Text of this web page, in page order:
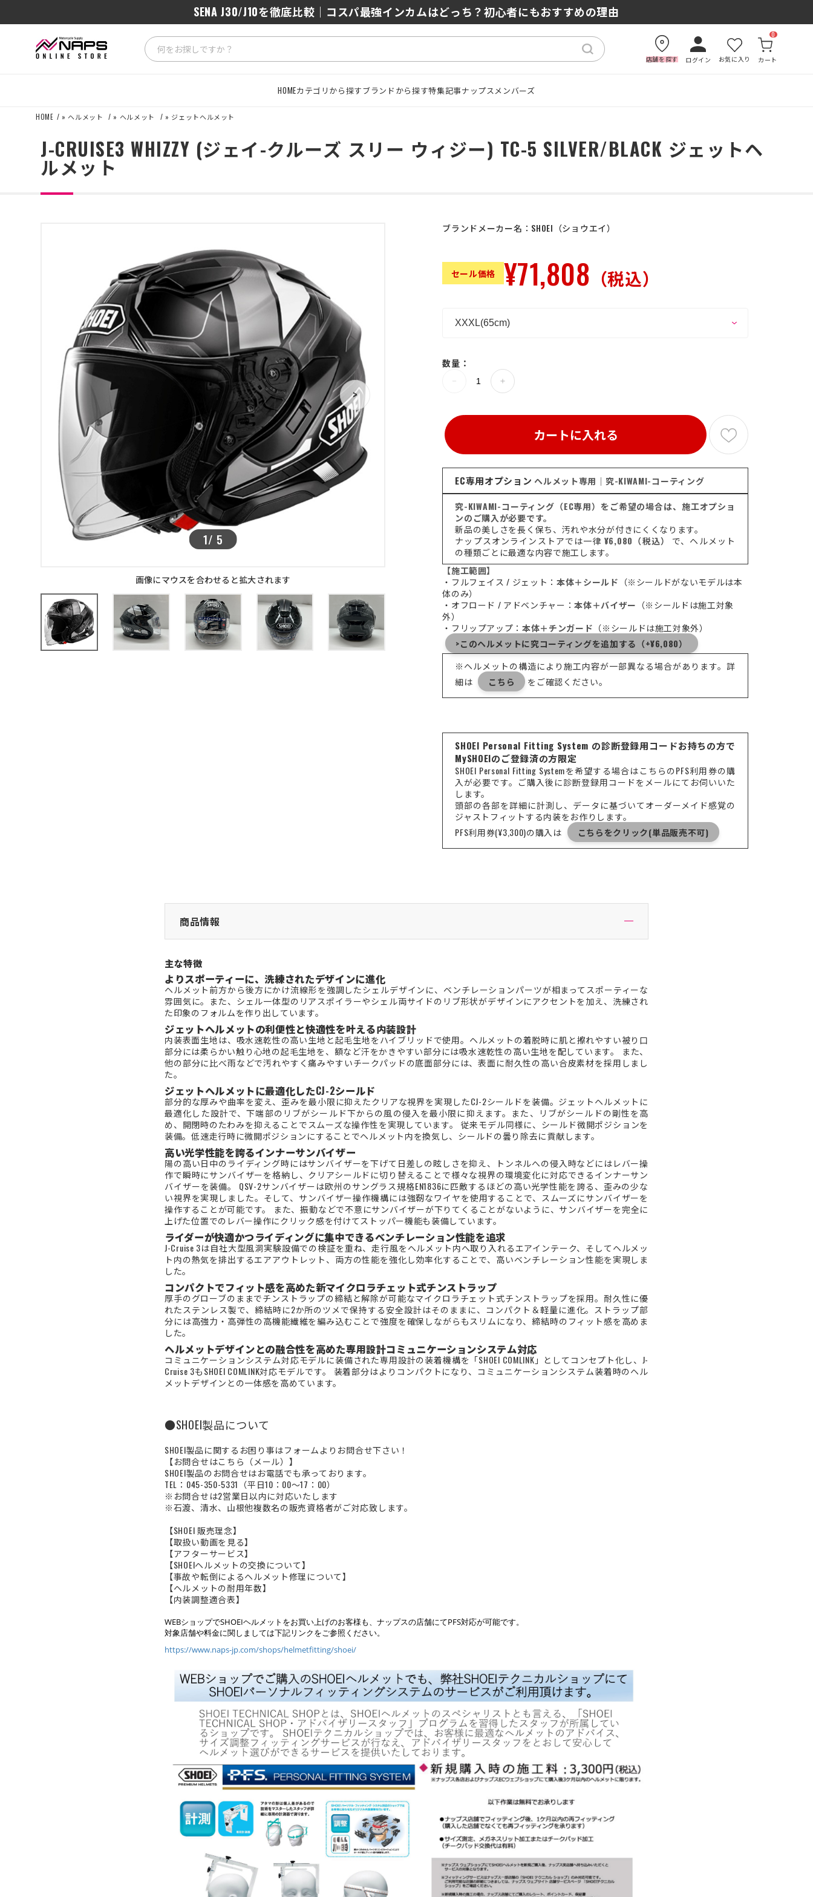
SENA J30/J10を徹底比較｜コスパ最強インカムはどっち？初心者にもおすすめの理由
店舗を探す ログイン お気に入り カート
0
HOMEカテゴリから探すブランドから探す特集記事ナップスメンバーズ
HOME » ヘルメット » ヘルメット » ジェットヘルメット
J-CRUISE3 WHIZZY (ジェイ-クルーズ スリー ウィジー) TC-5 SILVER/BLACK ジェットヘ
ルメット
1/ 5
>
画像にマウスを合わせると拡大されます
ブランドメーカー名： SHOEI ショウエイ
セール価格 ¥71,808 （税込）
数量：
カートに入れる
EC専用オプション ヘルメット専用｜究-KIWAMI-コーティング
究-KIWAMI-コーティング（EC専用）をご希望の場合は、施工オプショ
ンのご購入が必要です。
新品の美しさを長く保ち、汚れや水分が付きにくくなります。
ナップスオンラインストアでは一律 ¥6,080（税込）
で、ヘルメット
の種類ごとに最適な内容で施工します。
【施工範囲】
・フルフェイス / ジェット： 本体＋シールド （※シールドがないモデルは本
体のみ）
・オフロード / アドベンチャー：本体＋バイザー （※シールドは施工対象
外）
・フリップアップ：本体＋チンガード （※シールドは施工対象外）
>このヘルメットに究コーティングを追加する（+¥6,080）
※ヘルメットの構造により施工内容が一部異なる場合があります。詳
細は
こちら をご確認ください。
SHOEI Personal Fitting System の診断登録用コードお持ちの方で
MySHOEIのご登録済の方限定
SHOEI Personal Fitting Systemを希望する場合はこちらのPFS利用券の購
入が必要です。ご購入後に診断登録用コードをメールにてお伺いいた
します。
頭部の各部を詳細に計測し、データに基づいてオーダーメイド感覚の
ジャストフィットする内装をお作りします。
PFS利用券(¥3,300)の購入は
こちらをクリック(単品販売不可)
商品情報
主な特徴
よりスポーティーに、洗練されたデザインに進化
ヘルメット前方から後方にかけ流線形を強調したシェルデザインに、ベンチレーションパーツが相まってスポーティーな
雰囲気に。また、シェル一体型のリアスポイラーやシェル両サイドのリブ形状がデザインにアクセントを加え、洗練され
た印象のフォルムを作り出しています。
ジェットヘルメットの利便性と快適性を叶える内装設計
内装表面生地は、吸水速乾性の高い生地と起毛生地をハイブリッドで使用。ヘルメットの着脱時に肌と擦れやすい被り口
部分には柔らかい触り心地の起毛生地を、額など汗をかきやすい部分には吸水速乾性の高い生地を配しています。 また、
他の部分に比べ雨などで汚れやすく痛みやすいチークパッドの底面部分には、表面に耐久性の高い合皮素材を採用しまし
た。
ジェットヘルメットに最適化したCJ-2シールド
部分的な厚みや曲率を変え、歪みを最小限に抑えたクリアな視界を実現したCJ-2シールドを装備。ジェットヘルメットに
最適化した設計で、下端部のリブがシールド下からの風の侵入を最小限に抑えます。また、リブがシールドの剛性を高
め、開閉時のたわみを抑えることでスムーズな操作性を実現しています。 従来モデル同様に、シールド微開ポジションを
装備。低速走行時に微開ポジションにすることでヘルメット内を換気し、シールドの曇り除去に貢献します。
高い光学性能を誇るインナーサンバイザー
陽の高い日中のライディング時にはサンバイザーを下げて日差しの眩しさを抑え、トンネルへの侵入時などにはレバー操
作で瞬時にサンバイザーを格納し、クリアシールドに切り替えることで様々な視界の環境変化に対応できるインナーサン
バイザーを装備。 QSV-2サンバイザーは欧州のサングラス規格EN1836に匹敵するほどの高い光学性能を誇る、歪みの少な
い視界を実現しました。そして、サンバイザー操作機構には強靭なワイヤを使用することで、スムーズにサンバイザーを
操作することが可能です。 また、振動などで不意にサンバイザーが下りてくることがないように、サンバイザーを完全に
上げた位置でのレバー操作にクリック感を付けてストッパー機能も装備しています。
ライダーが快適かつライディングに集中できるベンチレーション性能を追求
J-Cruise 3は自社大型風洞実験設備での検証を重ね、走行風をヘルメット内へ取り入れるエアインテーク、そしてヘルメッ
ト内の熱気を排出するエアアウトレット、両方の性能を強化し効率化することで、高いベンチレーション性能を実現しま
した。
コンパクトでフィット感を高めた新マイクロラチェット式チンストラップ
厚手のグローブのままでチンストラップの締結と解除が可能なマイクロラチェット式チンストラップを採用。耐久性に優
れたステンレス製で、締結時に2か所のツメで保持する安全設計はそのままに、コンパクト＆軽量に進化。ストラップ部
分には高強力・高弾性の高機能繊維を編み込むことで強度を確保しながらもスリムになり、締結時のフィット感を高めま
した。
ヘルメットデザインとの融合性を高めた専用設計コミュニケーションシステム対応
コミュニケーションシステム対応モデルに装備された専用設計の装着機構を「SHOEI COMLINK」としてコンセプト化し、J-
Cruise 3もSHOEI COMLINK対応モデルです。 装着部分はよりコンパクトになり、コミュニケーションシステム装着時のヘル
メットデザインとの一体感を高めています。
●SHOEI製品について
SHOEI製品に関するお困り事はフォームよりお問合せ下さい！
【お問合せはこちら（メール）】
SHOEI製品のお問合せはお電話でも承っております。
TEL：045-350-5331（平日10：00～17：00）
※お問合せは2営業日以内に対応いたします
※石渡、清水、山根他複数名の販売資格者がご対応致します。
【SHOEI 販売理念】
【取扱い動画を見る】
【アフターサービス】
【SHOEIヘルメットの交換について】
【事故や転倒によるヘルメット修理について】
【ヘルメットの耐用年数】
【内装調整適合表】
WEBショップでSHOEIヘルメットをお買い上げのお客様も、ナップスの店舗にてPFS対応が可能です。
対象店舗や料金に関しましては下記リンクをご参照ください。
https://www.naps-jp.com/shops/helmetfitting/shoei/